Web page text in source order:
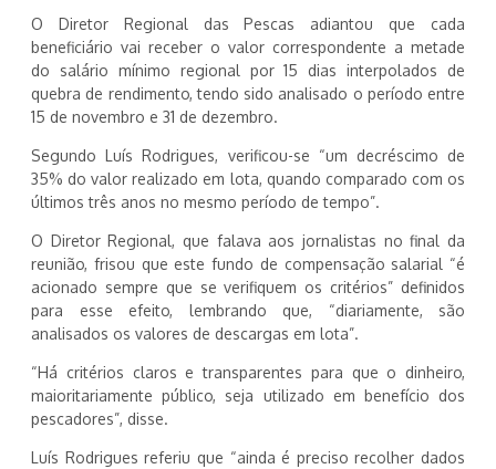
O Diretor Regional das Pescas adiantou que cada
beneficiário vai receber o valor correspondente a metade
do salário mínimo regional por 15 dias interpolados de
quebra de rendimento, tendo sido analisado o período entre
15 de novembro e 31 de dezembro.
Segundo Luís Rodrigues, verificou-se “um decréscimo de
35% do valor realizado em lota, quando comparado com os
últimos três anos no mesmo período de tempo”.
O Diretor Regional, que falava aos jornalistas no final da
reunião, frisou que este fundo de compensação salarial “é
acionado sempre que se verifiquem os critérios” definidos
para esse efeito, lembrando que, “diariamente, são
analisados os valores de descargas em lota”.
“Há critérios claros e transparentes para que o dinheiro,
maioritariamente público, seja utilizado em benefício dos
pescadores”, disse.
Luís Rodrigues referiu que “ainda é preciso recolher dados